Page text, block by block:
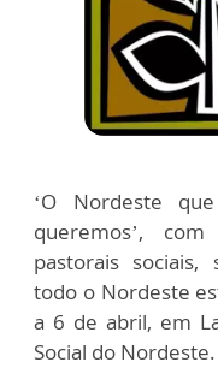
‘O Nordeste
queremos’,
pastorais sociais,
todo o Nordeste
a 6 de abril, em
Social do Nordeste.